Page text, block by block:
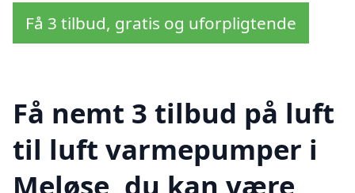
Få 3 tilbud, gratis og uforpligtende
Få nemt 3 tilbud på luft
til luft varmepumper i
Meløse, du kan være